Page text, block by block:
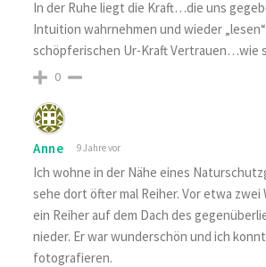
In der Ruhe liegt die Kraft…die uns
Intuition wahrnehmen und wieder
schöpferischen Ur-Kraft Vertrauen…wie
0
Anne 9 Jahre vor
Ich wohne in der Nähe eines
sehe dort öfter mal Reiher. Vor etwa zwei
ein Reiher auf dem Dach des
nieder. Er war wunderschön und ich
fotografieren.